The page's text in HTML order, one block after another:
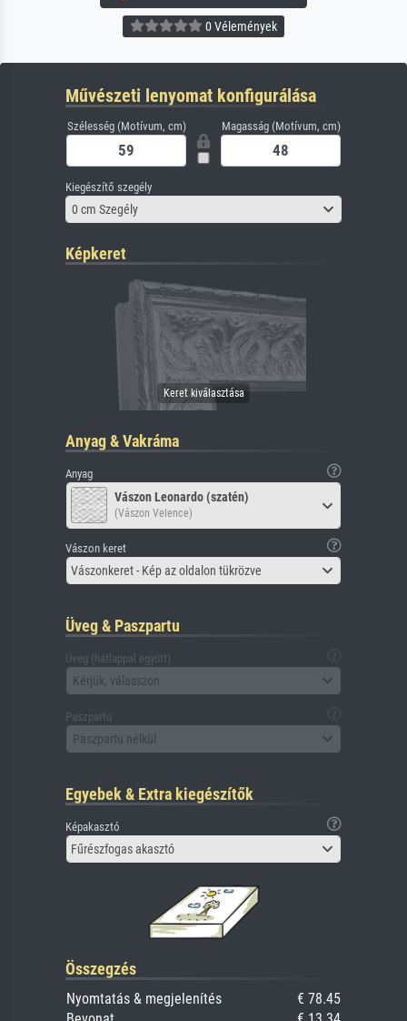
0 Vélemények
Művészeti lenyomat konfigurálása
Szélesség (Motívum, cm) Magasság (Motívum, cm)
Kiegészítő szegély
0 cm Szegély
Képkeret
Anyag & Vakráma
Anyag
Vászon Leonardo (szatén)
(Vászon Velence)
Vászon keret
Vászonkeret - Kép az oldalon tükrözve
Üveg & Paszpartu
Üveg (hátlappal együtt)
Kérjük, válasszon
Paszpartu
Paszpartu nélkül
Egyebek & Extra kiegészítők
Képakasztó
Fűrészfogas akasztó
Összegzés
Nyomtatás & megjelenítés
€ 78.45